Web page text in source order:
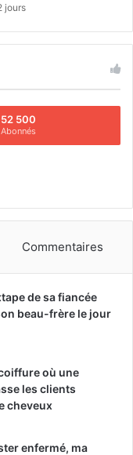
jours
52 500
Abonnés
Commentaires
de sa fiancée
beau-frère le jour
où une
les clients
cheveux
enfermé, ma